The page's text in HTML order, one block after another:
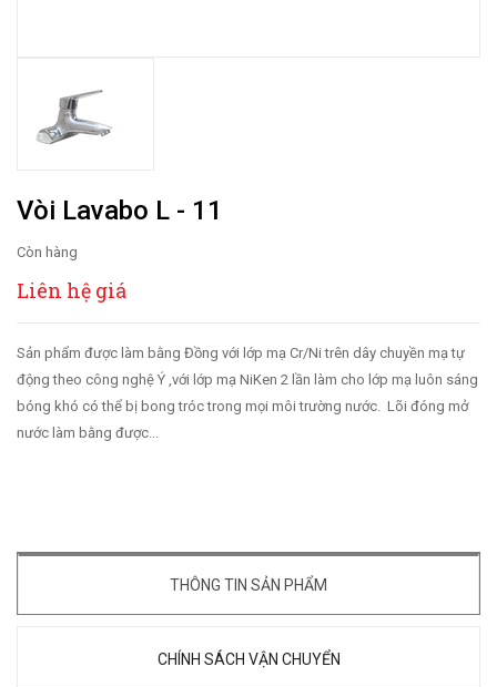
Vòi Lavabo L - 11
Còn hàng
Liên hệ giá
Sản phẩm được làm bằng Đồng với lớp mạ Cr/Ni trên dây chuyền mạ tự
động theo công nghệ Ý ,với lớp mạ NiKen 2 lần làm cho lớp mạ luôn sáng
bóng khó có thể bị bong tróc trong mọi môi trường nước. Lõi đóng mở
nước làm bằng được...
THÔNG TIN SẢN PHẨM
CHÍNH SÁCH VẬN CHUYỂN